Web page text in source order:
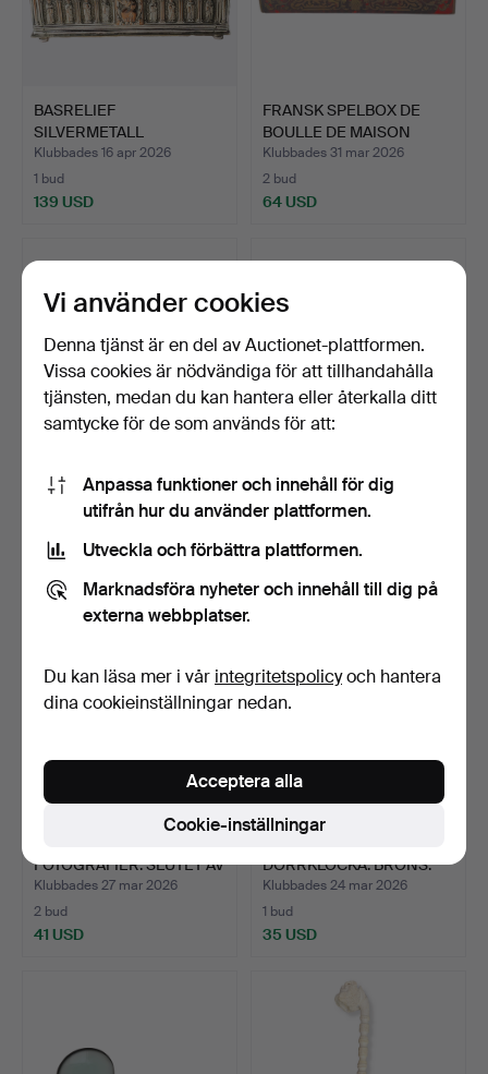
BASRELIEF
SILVERMETALL
SMYCKESKRIN AV KRIS…
Klubbades 16 apr 2026
1 bud
139 USD
FRANSK SPELBOX DE
BOULLE DE MAISON
VERVELL…
Klubbades 31 mar 2026
2 bud
64 USD
TELEFONBOK OCH
FOTOALBUM MED
SILVEROMSLAG.…
Klubbades 31 mar 2026
1 bud
SNIDAT HORN.
Klubbades 27 mar 2026
17 bud
FOTOGRAFIER. SLUTET AV
1…
Klubbades 27 mar 2026
2 bud
41 USD
DÖRRKLOCKA. BRONS.
Klubbades 24 mar 2026
1 bud
35 USD
Vi använder cookies
Denna tjänst är en del av Auctionet-plattformen.
Vissa cookies är nödvändiga för att tillhandahålla
tjänsten, medan du kan hantera eller återkalla ditt
samtycke för de som används för att:
Anpassa funktioner och innehåll för dig
utifrån hur du använder plattformen.
Utveckla och förbättra plattformen.
Marknadsföra nyheter och innehåll till dig på
externa webbplatser.
Du kan läsa mer i vår integritetspolicyoch hantera
dina cookieinställningar nedan.
Cookie-inställningar
Acceptera alla